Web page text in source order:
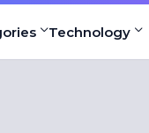
Technology